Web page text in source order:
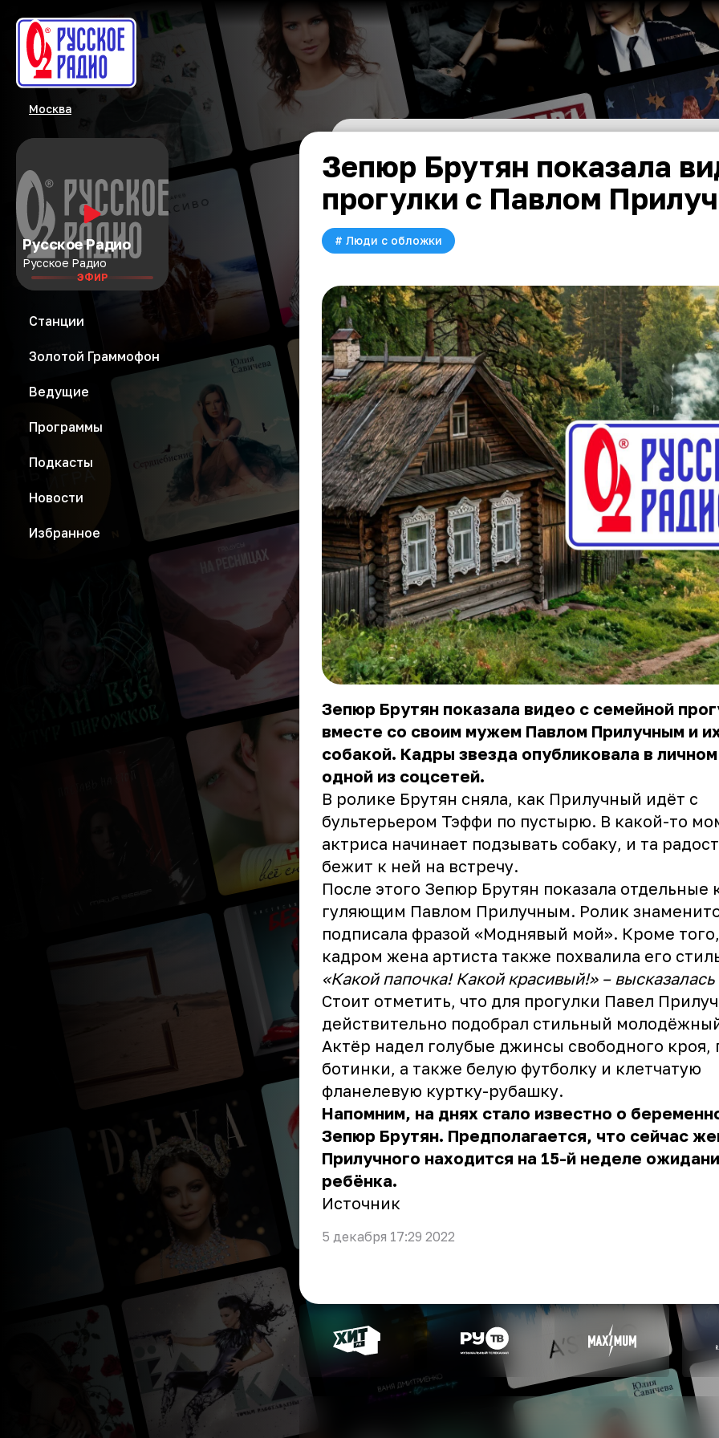
Москва
Русское Радио
Русское Радио
ЭФИР
Станции
Золотой Граммофон
Ведущие
Программы
Подкасты
Новости
Избранное
Зепюр Брутян показала
прогулки с Павлом
# Люди с обложки
Зепюр Брутян показала видео с семейной
вместе со своим мужем Павлом Прилучным и
собакой. Кадры звезда опубликовала в
одной из соцсетей.
В ролике Брутян сняла, как Прилучный идёт с
бультерьером Тэффи по пустырю. В какой-то
актриса начинает подзывать собаку, и та
бежит к ней на встречу.
После этого Зепюр Брутян показала отдельные
гуляющим Павлом Прилучным. Ролик
подписала фразой «Моднявый мой». Кроме
кадром жена артиста также похвалила его
«Какой папочка! Какой красивый!» – высказалась
Стоит отметить, что для прогулки Павел
действительно подобрал стильный
Актёр надел голубые джинсы свободного кроя,
ботинки, а также белую футболку и клетчатую
фланелевую куртку-рубашку.
Напомним, на днях стало известно о
Зепюр Брутян. Предполагается, что сейчас
Прилучного находится на 15-й неделе
ребёнка.
Источник
5 декабря 17:29 2022